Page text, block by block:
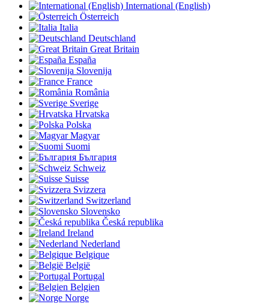
International (English)
Österreich
Italia
Deutschland
Great Britain
España
Slovenija
France
România
Sverige
Hrvatska
Polska
Magyar
Suomi
България
Schweiz
Suisse
Svizzera
Switzerland
Slovensko
Česká republika
Ireland
Nederland
Belgique
België
Portugal
Belgien
Norge